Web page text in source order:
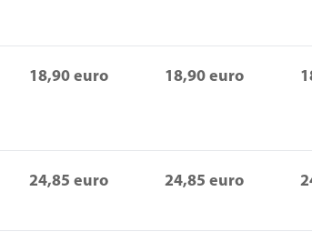
18,90 euro 18,90 euro
24,85 euro 24,85 euro